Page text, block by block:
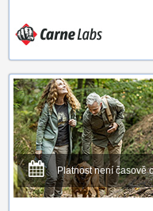
Platnost není časově